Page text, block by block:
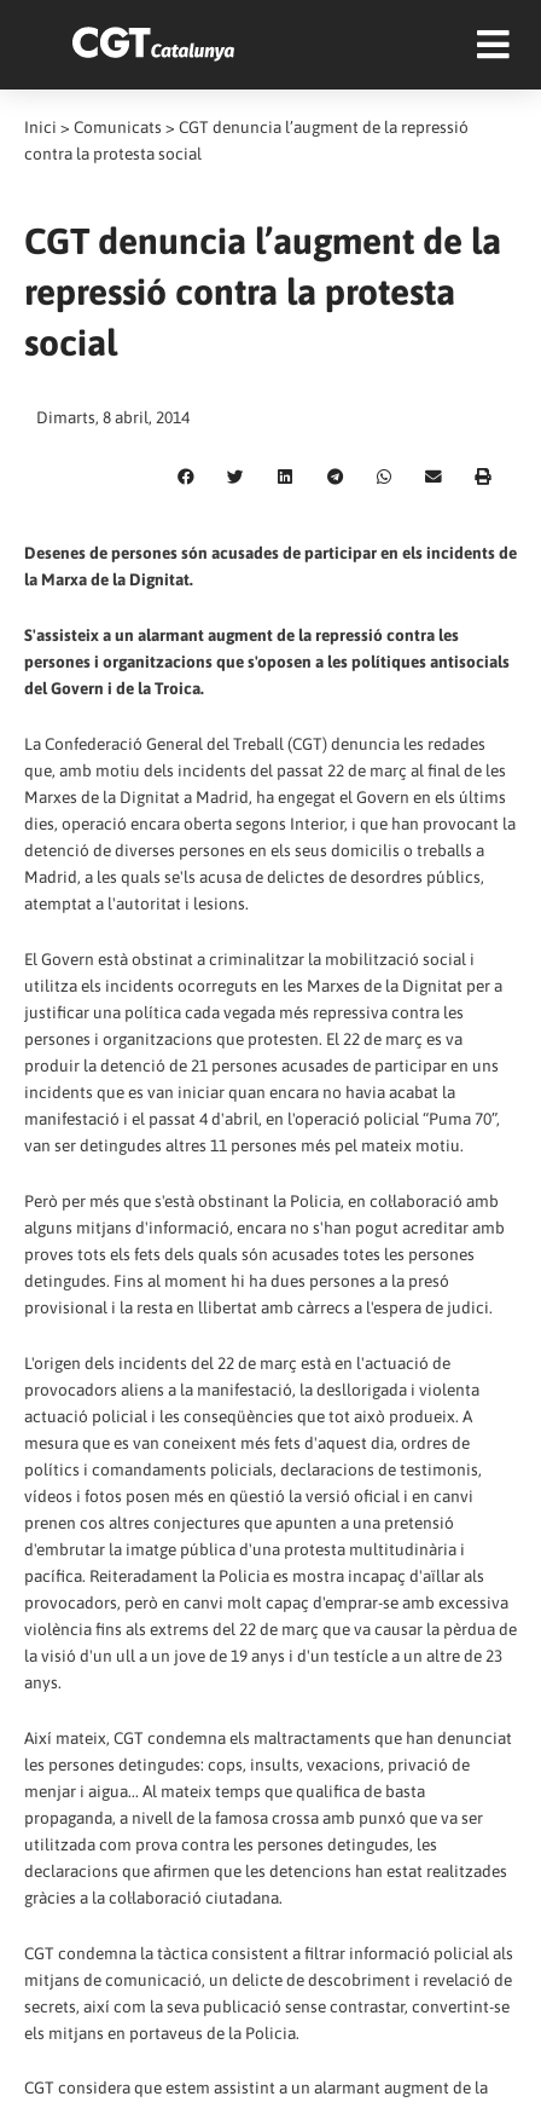
Inici > Comunicats > CGT denuncia l’augment de la repressió
contra la protesta social
CGT denuncia l’augment de la
repressió contra la protesta
social
Dimarts, 8 abril, 2014
Desenes de persones són acusades de participar en els incidents de
la Marxa de la Dignitat.
S'assisteix a un alarmant augment de la repressió contra les
persones i organitzacions que s'oposen a les polítiques antisocials
del Govern i de la Troica.
La Confederació General del Treball (CGT) denuncia les redades
que, amb motiu dels incidents del passat 22 de març al final de les
Marxes de la Dignitat a Madrid, ha engegat el Govern en els últims
dies, operació encara oberta segons Interior, i que han provocant la
detenció de diverses persones en els seus domicilis o treballs a
Madrid, a les quals se'ls acusa de delictes de desordres públics,
atemptat a l'autoritat i lesions.
El Govern està obstinat a criminalitzar la mobilització social i
utilitza els incidents ocorreguts en les Marxes de la Dignitat per a
justificar una política cada vegada més repressiva contra les
persones i organitzacions que protesten. El 22 de març es va
produir la detenció de 21 persones acusades de participar en uns
incidents que es van iniciar quan encara no havia acabat la
manifestació i el passat 4 d'abril, en l'operació policial “Puma 70”,
van ser detingudes altres 11 persones més pel mateix motiu.
Però per més que s'està obstinant la Policia, en col·laboració amb
alguns mitjans d'informació, encara no s'han pogut acreditar amb
proves tots els fets dels quals són acusades totes les persones
detingudes. Fins al moment hi ha dues persones a la presó
provisional i la resta en llibertat amb càrrecs a l'espera de judici.
L'origen dels incidents del 22 de març està en l'actuació de
provocadors aliens a la manifestació, la desllorigada i violenta
actuació policial i les conseqüències que tot això produeix. A
mesura que es van coneixent més fets d'aquest dia, ordres de
polítics i comandaments policials, declaracions de testimonis,
vídeos i fotos posen més en qüestió la versió oficial i en canvi
prenen cos altres conjectures que apunten a una pretensió
d'embrutar la imatge pública d'una protesta multitudinària i
pacífica. Reiteradament la Policia es mostra incapaç d'aïllar als
provocadors, però en canvi molt capaç d'emprar-se amb excessiva
violència fins als extrems del 22 de març que va causar la pèrdua de
la visió d'un ull a un jove de 19 anys i d'un testícle a un altre de 23
anys.
Així mateix, CGT condemna els maltractaments que han denunciat
les persones detingudes: cops, insults, vexacions, privació de
menjar i aigua... Al mateix temps que qualifica de basta
propaganda, a nivell de la famosa crossa amb punxó que va ser
utilitzada com prova contra les persones detingudes, les
declaracions que afirmen que les detencions han estat realitzades
gràcies a la col·laboració ciutadana.
CGT condemna la tàctica consistent a filtrar informació policial als
mitjans de comunicació, un delicte de descobriment i revelació de
secrets, així com la seva publicació sense contrastar, convertint-se
els mitjans en portaveus de la Policia.
CGT considera que estem assistint a un alarmant augment de la